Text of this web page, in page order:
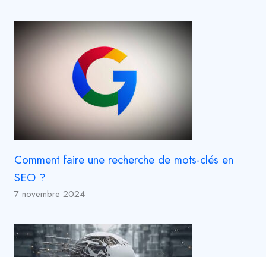
Comment faire une recherche de mots-clés en
SEO ?
7 novembre 2024